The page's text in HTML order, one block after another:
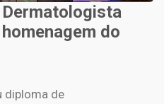
do
diploma de